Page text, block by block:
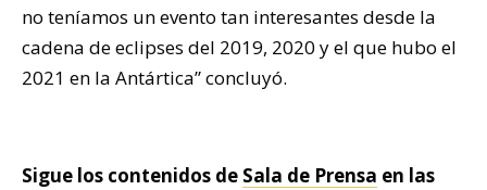
no teníamos un evento tan interesantes desde la
cadena de eclipses del 2019, 2020 y el que hubo el
2021 en la Antártica” concluyó.
Sigue los contenidos de Sala de Prensa en las